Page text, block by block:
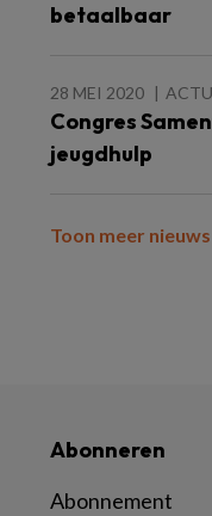
betaalbaar
28 MEI 2020
Congres
jeugdhulp
Toon meer nieuws
Abonneren
Abonnement